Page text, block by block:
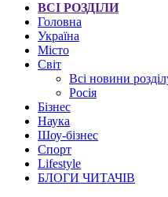
ВСІ РОЗДІЛИ
Головна
Україна
Місто
Світ
Всі новини
Росія
Бізнес
Наука
Шоу-бізнес
Спорт
Lifestyle
БЛОГИ ЧИТАЧІВ